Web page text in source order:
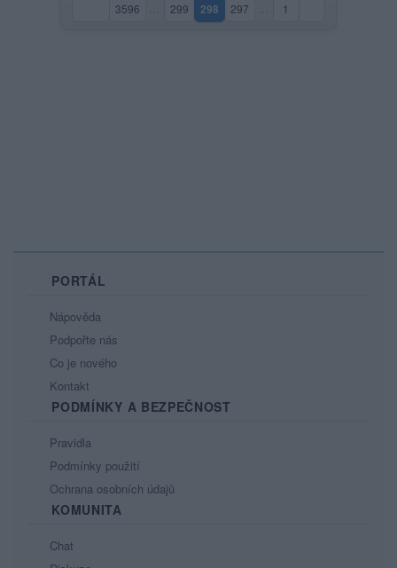
3596 299 298(aktuální strana)
297 1
PORTÁL
Nápověda
Podpořte nás
Co je nového
Kontakt
PODMÍNKY A BEZPEČNOST
Pravidla
Podmínky použití
Ochrana osobních údajů
KOMUNITA
Chat